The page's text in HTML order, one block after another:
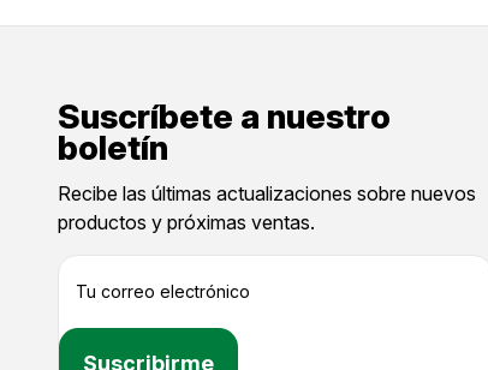
Suscríbete a nuestro
boletín
Recibe las últimas actualizaciones sobre nuevos
productos y próximas ventas.
e